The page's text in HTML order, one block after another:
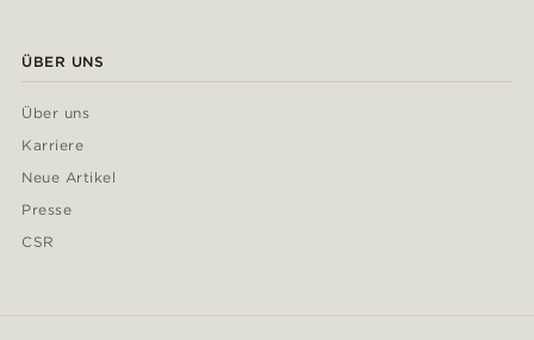
ÜBER UNS
Über uns
Karriere
Neue Artikel
Presse
CSR